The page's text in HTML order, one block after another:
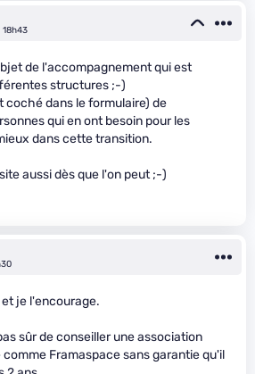
de l'accompagnement qui est
structures ;-)
coché dans le formulaire) de
qui en ont besoin pour les
dans cette transition.
aussi dès que l'on peut ;-)
je l'encourage.
sûr de conseiller une association
Framaspace sans garantie qu'il